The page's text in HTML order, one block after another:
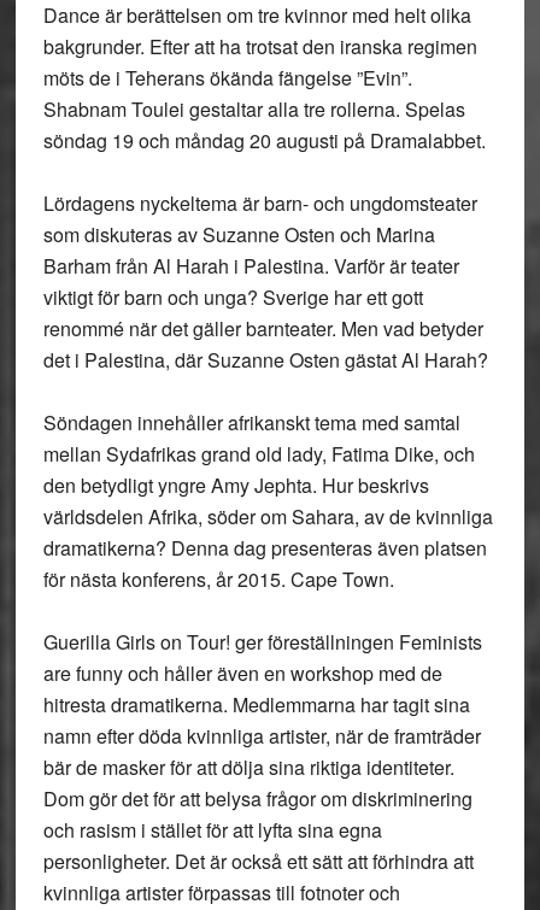
Dance är berättelsen om tre kvinnor med helt olika
bakgrunder. Efter att ha trotsat den iranska regimen
möts de i Teherans ökända fängelse ”Evin”.
Shabnam Toulei gestaltar alla tre rollerna. Spelas
söndag 19 och måndag 20 augusti på Dramalabbet.
Lördagens nyckeltema är barn- och ungdomsteater
som diskuteras av Suzanne Osten och Marina
Barham från Al Harah i Palestina. Varför är teater
viktigt för barn och unga? Sverige har ett gott
renommé när det gäller barnteater. Men vad betyder
det i Palestina, där Suzanne Osten gästat Al Harah?
Söndagen innehåller afrikanskt tema med samtal
mellan Sydafrikas grand old lady, Fatima Dike, och
den betydligt yngre Amy Jephta. Hur beskrivs
världsdelen Afrika, söder om Sahara, av de kvinnliga
dramatikerna? Denna dag presenteras även platsen
för nästa konferens, år 2015. Cape Town.
Guerilla Girls on Tour! ger föreställningen Feminists
are funny och håller även en workshop med de
hitresta dramatikerna. Medlemmarna har tagit sina
namn efter döda kvinnliga artister, när de framträder
bär de masker för att dölja sina riktiga identiteter.
Dom gör det för att belysa frågor om diskriminering
och rasism i stället för att lyfta sina egna
personligheter. Det är också ett sätt att förhindra att
kvinnliga artister förpassas till fotnoter och